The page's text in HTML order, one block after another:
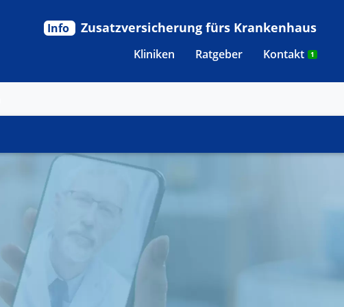
Kliniken
Ratgeber Kontakt 1
Info Zusatzversicherung fürs Krankenhaus